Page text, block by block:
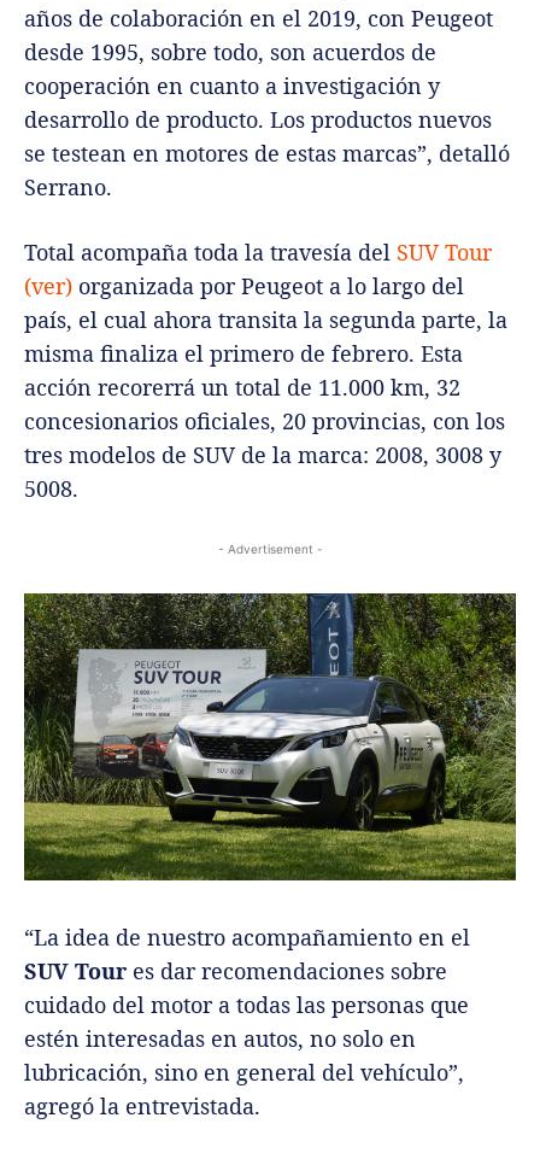
años de colaboración en el 2019, con Peugeot
desde 1995, sobre todo, son acuerdos de
cooperación en cuanto a investigación y
desarrollo de producto. Los productos nuevos
se testean en motores de estas marcas”, detalló
Serrano.
Total acompaña toda la travesía del SUV Tour
(ver) organizada por Peugeot a lo largo del
país, el cual ahora transita la segunda parte, la
misma finaliza el primero de febrero. Esta
acción recorerrá un total de 11.000 km, 32
concesionarios oficiales, 20 provincias, con los
tres modelos de SUV de la marca: 2008, 3008 y
5008.
- Advertisement -
“La idea de nuestro acompañamiento en el
SUV Tour es dar recomendaciones sobre
cuidado del motor a todas las personas que
estén interesadas en autos, no solo en
lubricación, sino en general del vehículo”,
agregó la entrevistada.